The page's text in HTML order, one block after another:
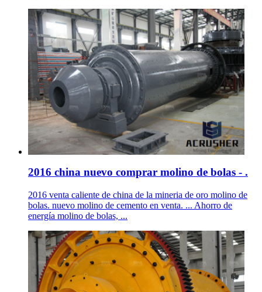
2016 china nuevo comprar molino de bolas - .
2016 venta caliente de china de la mineria de oro molino de
bolas. nuevo molino de cemento en venta. ... Ahorro de
energía molino de bolas, ...